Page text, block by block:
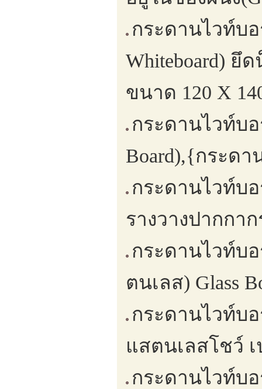
กระดานไวท์บ
Whiteboard) ยึ
ขนาด 120 X
กระดานไวท์บ
Board),{กระด
กระดานไวท์บ
รางวางปากกาก
กระดานไวท์บ
ตนเลส) Glass
กระดานไวท์บ
แสตนเลสโชว์ เ
กระดานไวท์บ